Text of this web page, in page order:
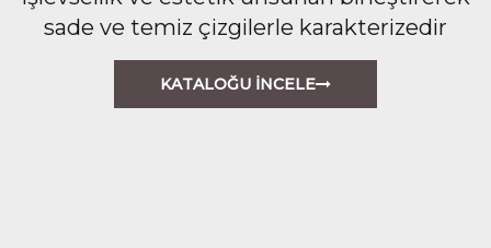
sade ve temiz çizgilerle karakterizedir
KATALOĞU İNCELE